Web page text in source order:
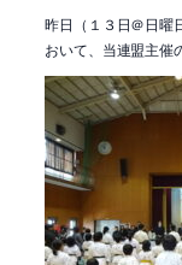
昨日（１３日＠日曜
おいて、当連盟主催